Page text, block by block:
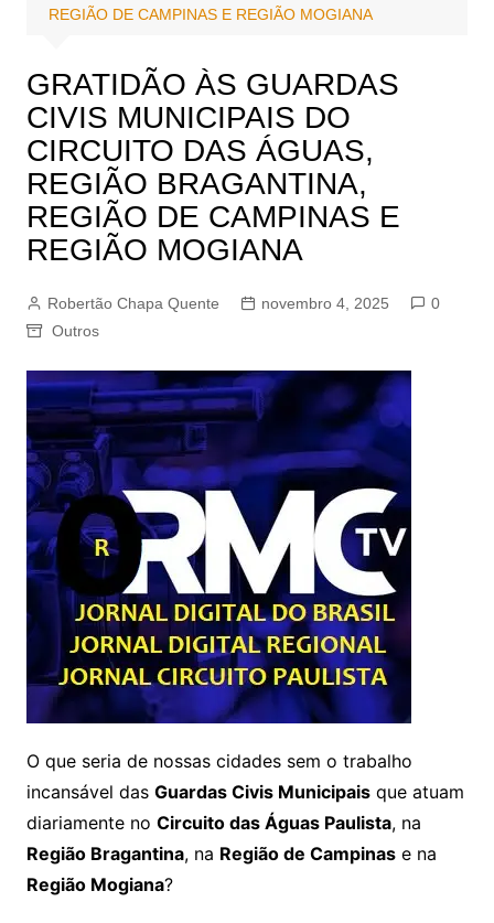
REGIÃO DE CAMPINAS E REGIÃO MOGIANA
GRATIDÃO ÀS GUARDAS
CIVIS MUNICIPAIS DO
CIRCUITO DAS ÁGUAS,
REGIÃO BRAGANTINA,
REGIÃO DE CAMPINAS E
REGIÃO MOGIANA
Robertão Chapa Quente novembro 4, 2025
0
Outros
O que seria de nossas cidades sem o trabalho
incansável das Guardas Civis Municipaisque atuam
diariamente no Circuito das Águas Paulista, na
Região Bragantina, na Região de Campinase na
Região Mogiana?